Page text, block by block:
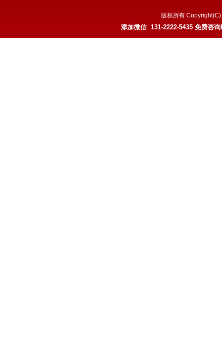
版权所有
添加微信 131-2222-5435 免费咨